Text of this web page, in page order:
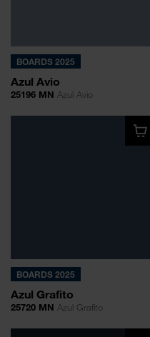
BOARDS 2025
Azul Avio
25196 MN Azul Avio
BOARDS 2025
Azul Grafito
25720 MN Azul Grafito